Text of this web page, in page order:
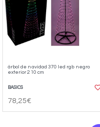
árbol de navidad 370 led rgb negro
exterior 210 cm
BASICS
78,25€